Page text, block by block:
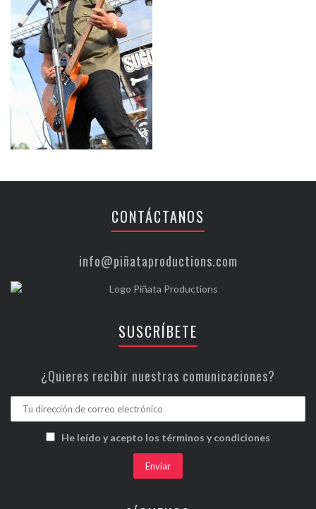
CONTÁCTANOS
info@piñataproductions.com
SUSCRÍBETE
¿Quieres recibir nuestras comunicaciones?
He leído y acepto los términos y condiciones